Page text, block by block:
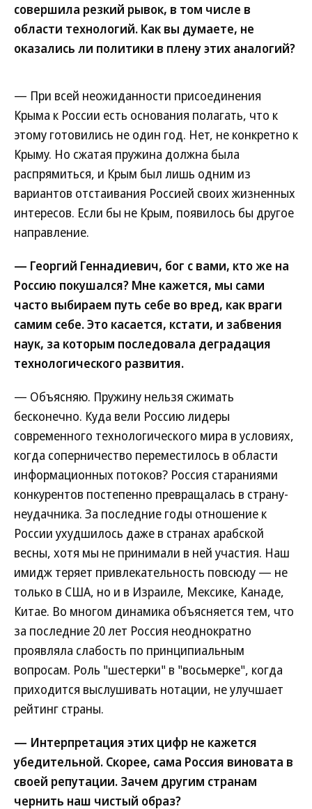
совершила резкий рывок, в том числе в
области технологий. Как вы думаете, не
оказались ли политики в плену этих аналогий?
— При всей неожиданности присоединения
Крыма к России есть основания полагать, что к
этому готовились не один год. Нет, не конкретно к
Крыму. Но сжатая пружина должна была
распрямиться, и Крым был лишь одним из
вариантов отстаивания Россией своих жизненных
интересов. Если бы не Крым, появилось бы другое
направление.
— Георгий Геннадиевич, бог с вами, кто же на
Россию покушался? Мне кажется, мы сами
часто выбираем путь себе во вред, как враги
самим себе. Это касается, кстати, и забвения
наук, за которым последовала деградация
технологического развития.
— Объясняю. Пружину нельзя сжимать
бесконечно. Куда вели Россию лидеры
современного технологического мира в условиях,
когда соперничество переместилось в области
информационных потоков? Россия стараниями
конкурентов постепенно превращалась в страну-
неудачника. За последние годы отношение к
России ухудшилось даже в странах арабской
весны, хотя мы не принимали в ней участия. Наш
имидж теряет привлекательность повсюду — не
только в США, но и в Израиле, Мексике, Канаде,
Китае. Во многом динамика объясняется тем, что
за последние 20 лет Россия неоднократно
проявляла слабость по принципиальным
вопросам. Роль "шестерки" в "восьмерке", когда
приходится выслушивать нотации, не улучшает
рейтинг страны.
— Интерпретация этих цифр не кажется
убедительной. Скорее, сама Россия виновата в
своей репутации. Зачем другим странам
чернить наш чистый образ?